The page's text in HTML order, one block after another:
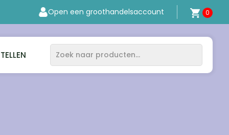
Open een groothandelsaccount 0